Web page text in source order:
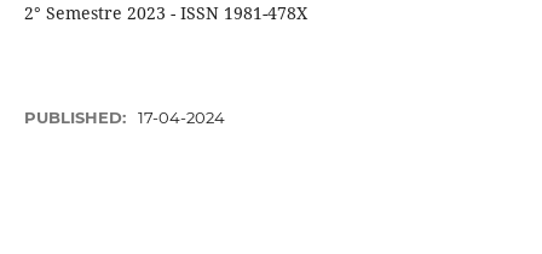
2° Semestre 2023 - ISSN 1981-478X
PUBLISHED: 17-04-2024